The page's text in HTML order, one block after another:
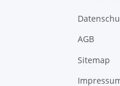
AGB
Sitemap